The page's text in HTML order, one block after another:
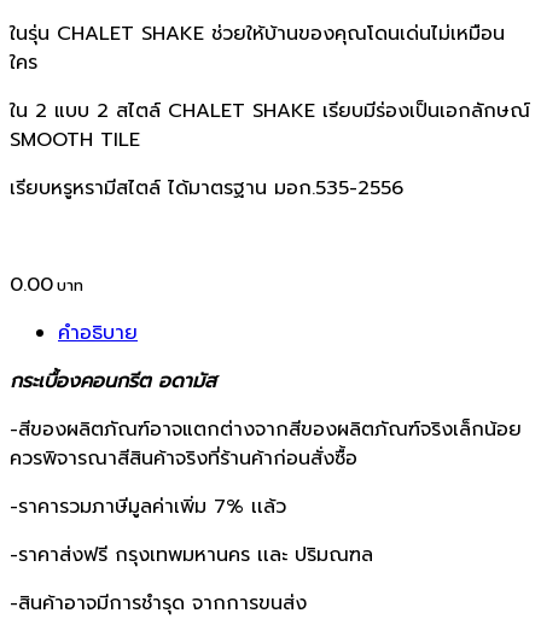
ในรุ่น CHALET SHAKE ช่วยให้บ้านของคุณโดนเด่นไม่เหมือน
ใคร
ใน 2 แบบ 2 สไตล์ CHALET SHAKE เรียบมีร่องเป็นเอกลักษณ์
SMOOTH TILE
เรียบหรูหรามีสไตล์ ได้มาตรฐาน มอก.535-2556
0.00
คำอธิบาย
กระเบื้องคอนกรีต อดามัส
-สีของผลิตภัณฑ์อาจแตกต่างจากสีของผลิตภัณฑ์จริงเล็กน้อย
ควรพิจารณาสีสินค้าจริงที่ร้านค้าก่อนสั่งซื้อ
-ราคารวมภาษีมูลค่าเพิ่ม 7% เเล้ว
-ราคาส่งฟรี กรุงเทพมหานคร เเละ ปริมณฑล
-สินค้าอาจมีการชำรุด จากการขนส่ง